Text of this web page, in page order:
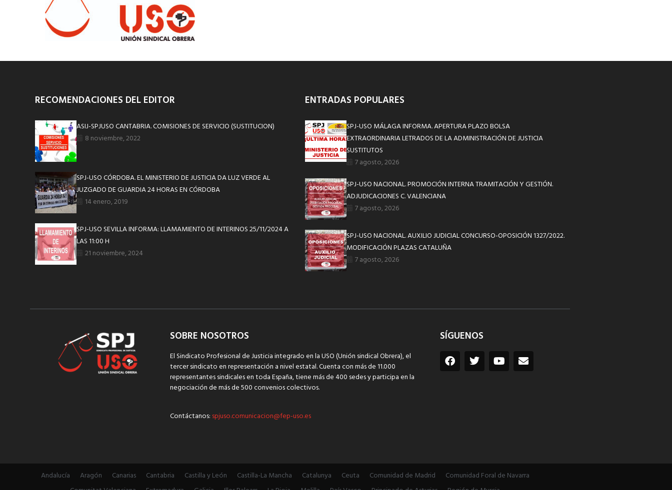
RECOMENDACIONES DEL EDITOR
ASIJ-SPJUSO CANTABRIA. COMISIONES DE SERVICIO (SUSTITUCION)
8 noviembre, 2022
SPJ-USO CÓRDOBA. EL MINISTERIO DE JUSTICIA DA LUZ VERDE AL
JUZGADO DE GUARDIA 24 HORAS EN CÓRDOBA
14 enero, 2019
SPJ-USO SEVILLA INFORMA: LLAMAMIENTO DE INTERINOS 25/11/2024 A
LAS 11:00 H
21 noviembre, 2024
ENTRADAS POPULARES
SPJ-USO MÁLAGA INFORMA. APERTURA PLAZO BOLSA
EXTRAORDINARIA LETRADOS DE LA ADMINISTRACIÓN DE JUSTICIA
SUSTITUTOS
7 agosto, 2026
SPJ-USO NACIONAL. PROMOCIÓN INTERNA TRAMITACIÓN Y GESTIÓN.
ADJUDICACIONES C. VALENCIANA
7 agosto, 2026
SPJ-USO NACIONAL. AUXILIO JUDICIAL CONCURSO-OPOSICIÓN 1327/2022.
MODIFICACIÓN PLAZAS CATALUÑA
7 agosto, 2026
SOBRE NOSOTROS
El Sindicato Profesional de Justicia integrado en la USO (Unión sindical Obrera), el
tercer sindicato en representación a nivel estatal. Cuenta con más de 11.000
representantes sindicales en toda España, tiene más de 400 sedes y participa en la
negociación de más de 500 convenios colectivos.
Contáctanos: spjuso.comunicacion@fep-uso.es
SÍGUENOS
Andalucía Aragón Canarias Cantabria Castilla y León Castilla-La Mancha Catalunya Ceuta Comunidad de Madrid
Comunidad Foral de Navarra